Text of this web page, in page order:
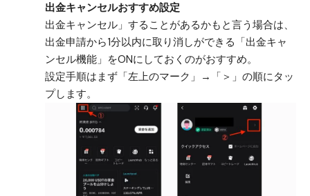
出金キャンセルおすすめ設定
出金キャンセル」することがあるかもと言う場合は、
出金申請から1分以内に取り消しができる「出金キャ
ンセル機能」をONにしておくのがおすすめ。
設定手順はまず「左上のマーク」→「＞」の順にタッ
プします。